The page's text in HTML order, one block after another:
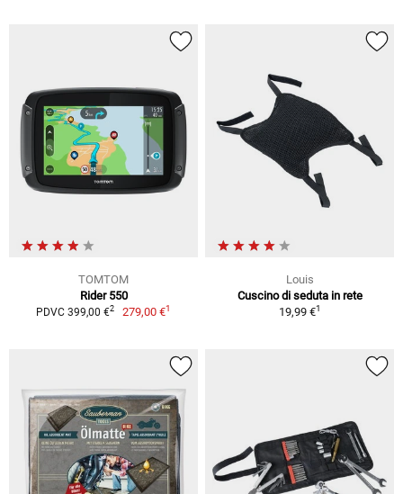
TOMTOM
Rider 550
PDVC 399,00 €2 279,00 €1
Louis
Cuscino di seduta in rete
19,99 €1